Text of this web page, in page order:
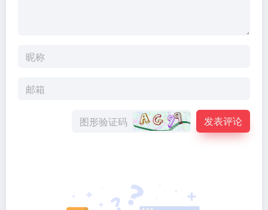
发表评论